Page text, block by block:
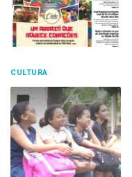
CULTURA